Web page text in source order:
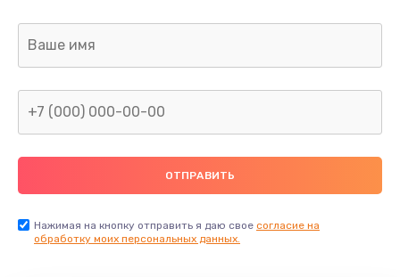
Нажимая на кнопку отправить я даю свое согласие на
обработку моих персональных данных.